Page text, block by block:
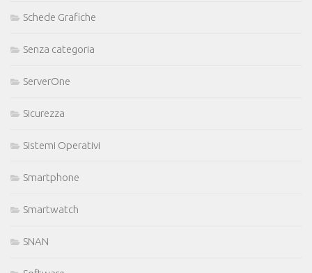
Schede Grafiche
Senza categoria
ServerOne
Sicurezza
Sistemi Operativi
Smartphone
Smartwatch
SNAN